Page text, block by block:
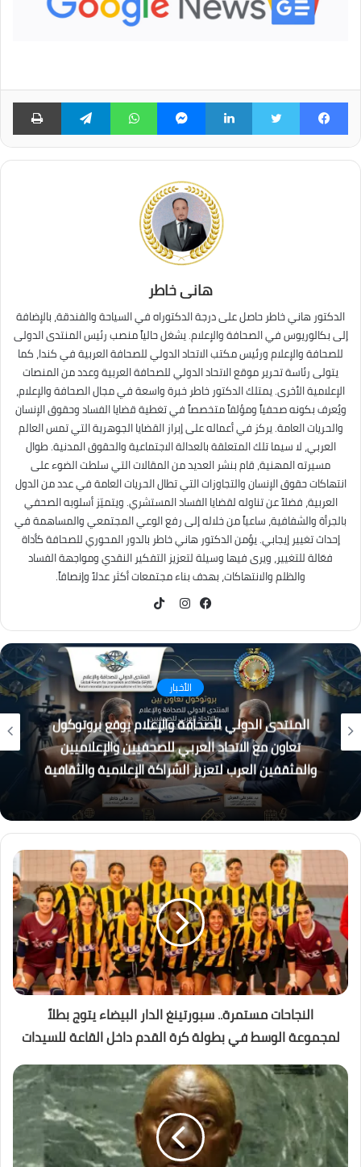
فيسبوك لينكدإن ماسنجر واتساب تيلقرام
هانى خاطر
الدكتور هاني خاطر حاصل على درجة الدكتوراه في السياحة والفندقة، بالإضافة
إلى بكالوريوس في الصحافة والإعلام. يشغل حالياً منصب رئيس المنتدى الدولى
للصحافة والإعلام ورئيس مكتب الاتحاد الدولي للصحافة العربية في كندا، كما
يتولى رئاسة تحرير موقع الاتحاد الدولي للصحافة العربية وعدد من المنصات
الإعلامية الأخرى. يمتلك الدكتور خاطر خبرة واسعة في مجال الصحافة والإعلام،
ويُعرف بكونه صحفياً ومؤلفاً متخصصاً في تغطية قضايا الفساد وحقوق الإنسان
والحريات العامة. يركز في أعماله على إبراز القضايا الجوهرية التي تمس العالم
العربي، لا سيما تلك المتعلقة بالعدالة الاجتماعية والحقوق المدنية. طوال
مسيرته المهنية، قام بنشر العديد من المقالات التي سلطت الضوء على
انتهاكات حقوق الإنسان والتجاوزات التي تطال الحريات العامة في عدد من الدول
العربية، فضلاً عن تناوله لقضايا الفساد المستشري. ويتميّز أسلوبه الصحفي
بالجرأة والشفافية، ساعياً من خلاله إلى رفع الوعي المجتمعي والمساهمة في
إحداث تغيير إيجابي. يؤمن الدكتور هاني خاطر بالدور المحوري للصحافة كأداة
فعّالة للتغيير، ويرى فيها وسيلة لتعزيز التفكير النقدي ومواجهة الفساد
والظلم والانتهاكات، بهدف بناء مجتمعات أكثر عدلاً وإنصافاً.
كُتاب
القطار الكهربائي السريع… بين الجدل والفرصة
النجاحات مستمرة.. سبورتينغ الدار البيضاء يتوج بطلاً
لمجموعة الوسط في بطولة كرة القدم داخل القاعة للسيدات